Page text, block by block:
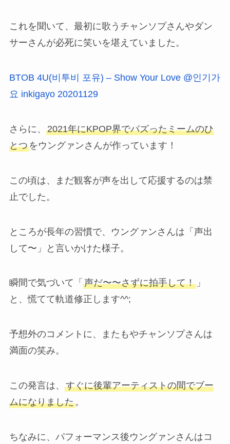
これを聞いて、最初に歌うチャンソプさんやダン
サーさんが必死に笑いを堪えていました。
BTOB 4U(비투비 포유) – Show Your Love @인기가
요 inkigayo 20201129
さらに、 2021年にKPOP界でバズったミームのひ
とつをウングァンさんが作っています！
この頃は、まだ観客が声を出して応援するのは禁
止でした。
ところが長年の習慣で、ウングァンさんは「声出
して〜」と言いかけた様子。
瞬間で気づいて「 声だ〜〜さずに拍手して！」
と、慌てて軌道修正します^^;
予想外のコメントに、またもやチャンソプさんは
満面の笑み。
この発言は、 すぐに後輩アーティストの間でブー
ムになりました。
ちなみに、パフォーマンス後ウングァンさんはコ